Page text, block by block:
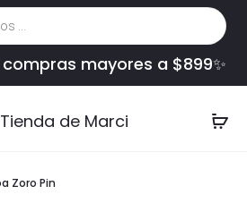
mayores a $899✨
Zoro Pin